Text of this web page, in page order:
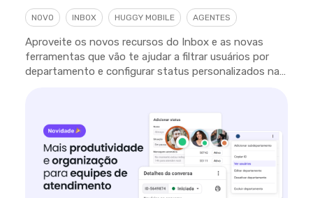
NOVO INBOX HUGGY MOBILE AGENTES
Aproveite os novos recursos do Inbox e as novas
ferramentas que vão te ajudar a filtrar usuários por
departamento e configurar status personalizados na